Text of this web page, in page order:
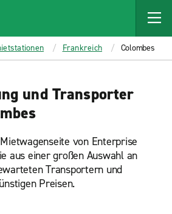
Frankreich Colombes
und Transporter
von Enterprise
aus einer großen Auswahl an
Transportern und
Preisen.